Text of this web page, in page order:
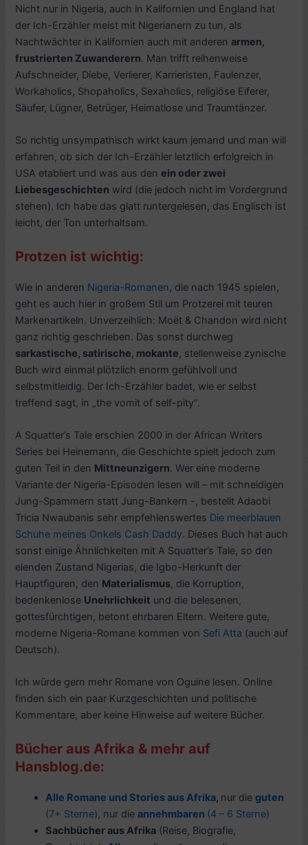
Nicht nur in Nigeria, auch in Kalifornien und England hat
der Ich-Erzähler meist mit Nigerianern zu tun, als
Nachtwächter in Kalifornien auch mit anderenarmen,
frustrierten Zuwanderern. Man trifft reihenweise
Aufschneider, Diebe, Verlierer, Karrieristen, Faulenzer,
Workaholics, Shopaholics, Sexaholics, religiöse Eiferer,
Säufer, Lügner, Betrüger, Heimatlose und Traumtänzer.
So richtig unsympathisch wirkt kaum jemand und man will
erfahren, ob sich der Ich-Erzähler letztlich erfolgreich in
USA etabliert und was aus denein oder zwei
Liebesgeschichten wird (die jedoch nicht im Vordergrund
stehen). Ich habe das glatt runtergelesen, das Englisch ist
leicht, der Ton unterhaltsam.
Protzen ist wichtig:
Wie in anderen Nigeria-Romanen, die nach 1945 spielen,
geht es auch hier in großem Stil um Protzerei mit teuren
Markenartikeln. Unverzeihlich: Moët & Chandon wird nicht
ganz richtig geschrieben. Das sonst durchweg
sarkastische, satirische, mokante, stellenweise zynische
Buch wird einmal plötzlich enorm gefühlvoll und
selbstmitleidig. Der Ich-Erzähler badet, wie er selbst
treffend sagt, in „the vomit of self-pity“.
A Squatter’s Tale erschien 2000 in der African Writers
Series bei Heinemann, die Geschichte spielt jedoch zum
guten Teil in den Mittneunzigern. Wer eine moderne
Variante der Nigeria-Episoden lesen will – mit schneidigen
Jung-Spammern statt Jung-Bankern -, bestellt Adaobi
Tricia Nwaubanis sehr empfehlenswertes Die meerblauen
Schuhe meines Onkels Cash Daddy. Dieses Buch hat auch
sonst einige Ähnlichkeiten mit A Squatter’s Tale, so den
elenden Zustand Nigerias, die Igbo-Herkunft der
Hauptfiguren, den Materialismus, die Korruption,
bedenkenlose Unehrlichkeit und die belesenen,
gottesfürchtigen, betont ehrbaren Eltern. Weitere gute,
moderne Nigeria-Romane kommen von Sefi Atta (auch auf
Deutsch).
Ich würde gern mehr Romane von Oguine lesen. Online
finden sich ein paar Kurzgeschichten und politische
Kommentare, aber keine Hinweise auf weitere Bücher.
Bücher aus Afrika & mehr auf
Hansblog.de:
Alle Romane und Stories aus Afrika, nur dieguten
(7+ Sterne), nur dieannehmbaren (4 – 6 Sterne)
Sachbücher aus Afrika (Reise, Biografie,